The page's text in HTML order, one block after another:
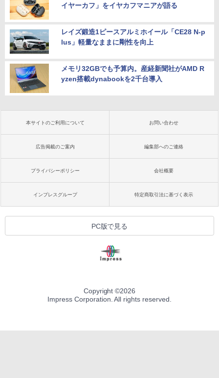
イヤーカフ」をイヤカフマニアが語る
レイズ鍛造1ピースアルミホイール「CE28 N-p
lus」軽量なままに剛性を向上
メモリ32GBでも予算内。産経新聞社がAMD R
yzen搭載dynabookを2千台導入
本サイトのご利用について お問い合わせ
広告掲載のご案内 編集部へのご連絡
プライバシーポリシー 会社概要
インプレスグループ 特定商取引法に基づく表示
PC版で見る
Copyright ©2026
Impress Corporation. All rights reserved.